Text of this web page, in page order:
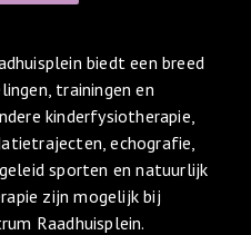
biedt een breed
trainingen en
kinderfysiotherapie,
echografie,
sporten en natuurlijk
zijn mogelijk bij
Raadhuisplein.